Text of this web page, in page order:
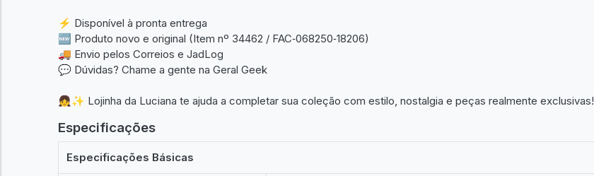
⚡ Disponível à pronta entrega
🆕 Produto novo e original (Item nº 34462 / FAC‑068250‑18206)
🚚 Envio pelos Correios e JadLog
💬 Dúvidas? Chame a gente na Geral Geek
👧✨ Lojinha da Luciana te ajuda a completar sua coleção com estilo, nostalgia e peças realmente exclusivas!
Especificações
Especificações Básicas